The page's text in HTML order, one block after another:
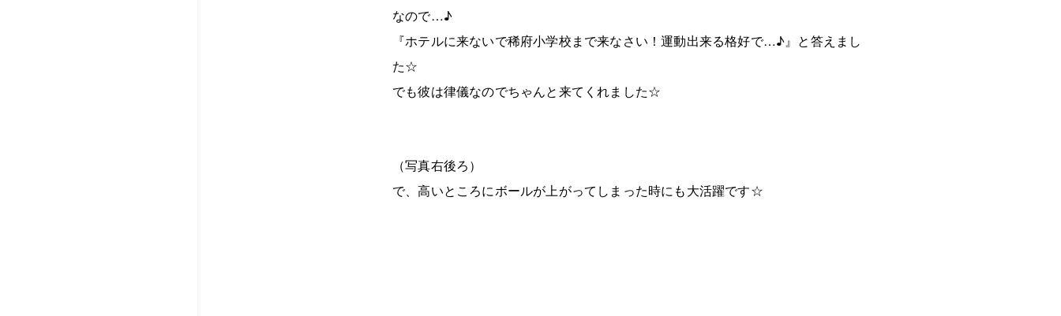
なので…♪
『ホテルに来ないで稀府小学校まで来なさい！運動出来る格好で…♪』と答えまし
た☆
でも彼は律儀なのでちゃんと来てくれました☆
（写真右後ろ）
で、高いところにボールが上がってしまった時にも大活躍です☆